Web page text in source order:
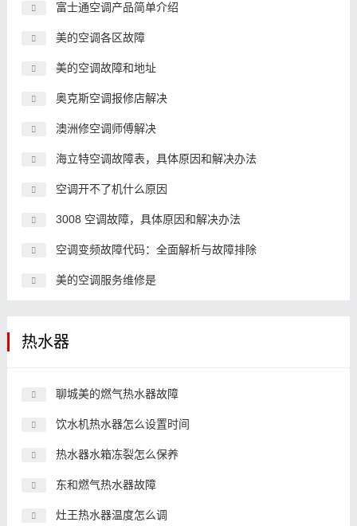
富士通空调产品简单介绍
美的空调各区故障
美的空调故障和地址
奥克斯空调报修店解决
澳洲修空调师傅解决
海立特空调故障表，具体原因和解决办法
空调开不了机什么原因
3008 空调故障，具体原因和解决办法
空调变频故障代码：全面解析与故障排除
美的空调服务维修是
热水器
聊城美的燃气热水器故障
饮水机热水器怎么设置时间
热水器水箱冻裂怎么保养
东和燃气热水器故障
灶王热水器温度怎么调